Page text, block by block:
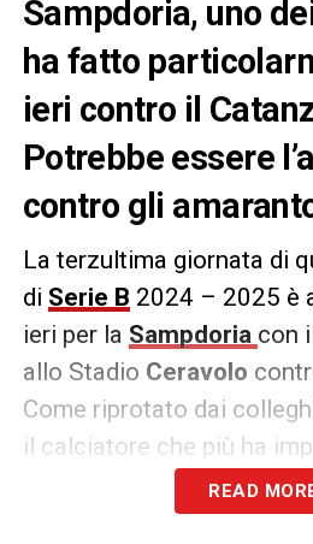
Sampdoria, uno
ha fatto
ieri contro il
Potrebbe essere
contro gli
La terzultima giornata di
di Serie B 2024 – 2025 è
ieri per la Sampdoria con
allo Stadio Ceravolo
Come riprotato dai
il calciatore che più ha
positivo tra i subnentrato
, entrato la
READ